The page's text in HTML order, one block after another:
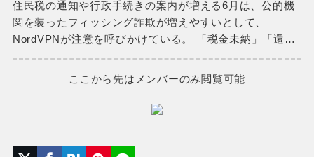
住民税の通知や行政手続きの案内が増える6月は、公的機
関を装ったフィッシング詐欺が増えやすいとして、
NordVPNが注意を呼びかけている。 「税金未納」「還…
ここから先はメンバーのみ閲覧可能